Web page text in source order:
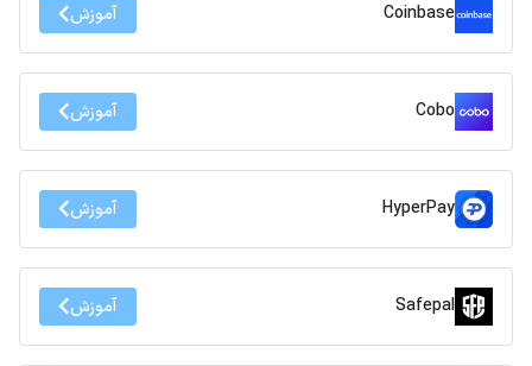
Coinbase آموزش
Cobo آموزش
HyperPay آموزش
Safepal آموزش